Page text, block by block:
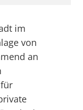
im
von
an